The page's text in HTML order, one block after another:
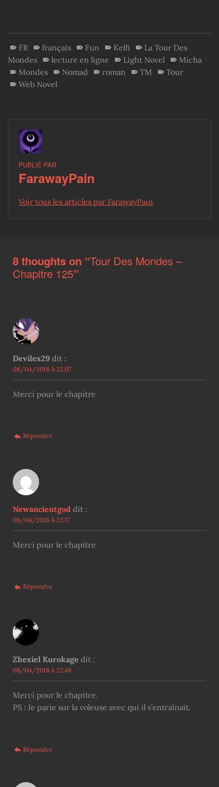
FR français Fun Kelfi
La Tour Des
Mondes
lecture en ligne Light Novel
Micha
Mondes
Nomad roman TM
Tour
Web Novel
PUBLIÉ PAR
FarawayPain
Voir tous les articles par FarawayPain
8 thoughts on “Tour Des Mondes –
Chapitre 125”
Devilex29 dit :
08/04/2018 À 22:07
Merci pour le chapitre
Répondre
Newancientgod dit :
08/04/2018 À 22:17
Merci pour le chapitre
Répondre
Zhexiel Kurokage dit :
08/04/2018 À 22:48
Merci pour le chapitre.
PS : Je parie sur la voleuse avec qui il s’entraînait.
Répondre